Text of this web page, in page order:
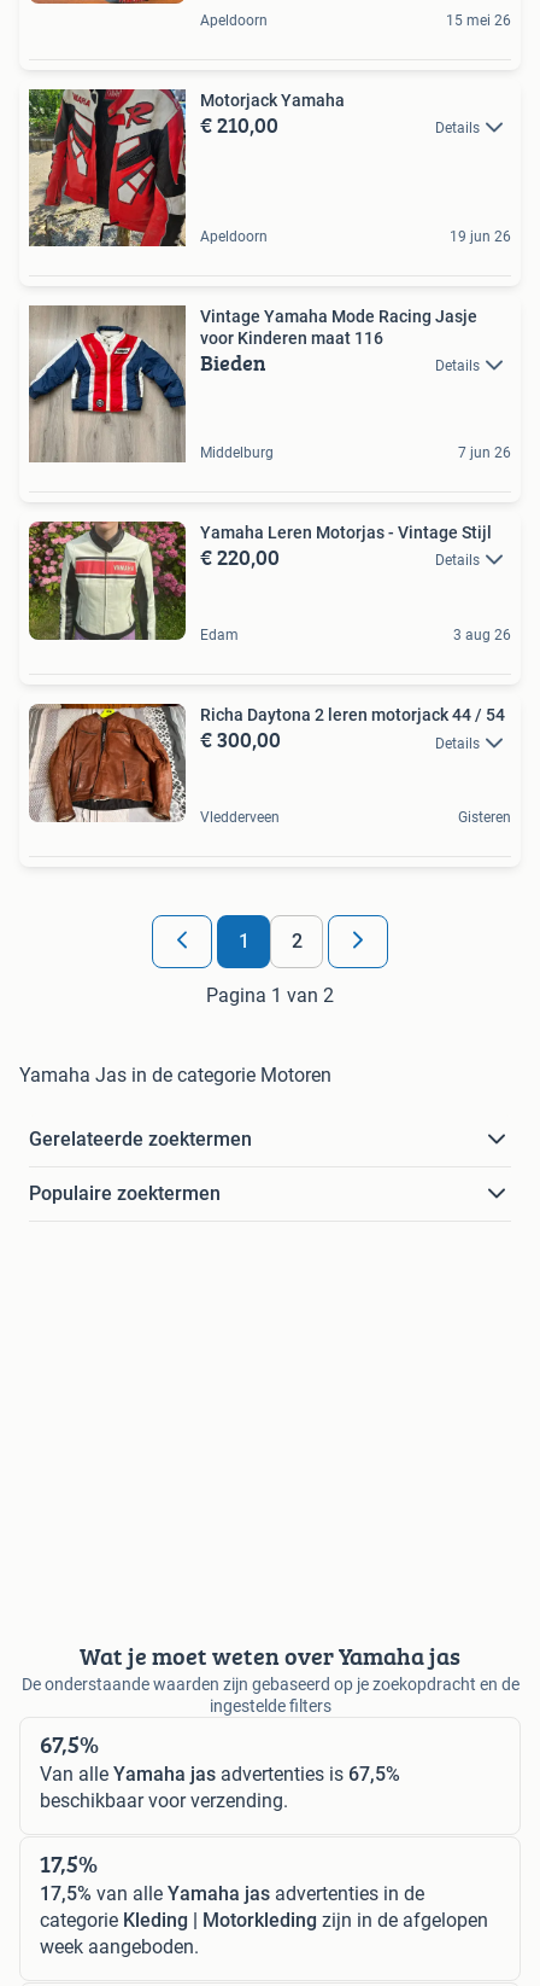
Apeldoorn 15 mei 26
Motorjack Yamaha
€ 210,00 Details
Apeldoorn 19 jun 26
Vintage Yamaha Mode Racing Jasje
voor Kinderen maat 116
Bieden Details
Middelburg 7 jun 26
Yamaha Leren Motorjas - Vintage Stijl
€ 220,00 Details
Edam 3 aug 26
Richa Daytona 2 leren motorjack 44 / 54
€ 300,00 Details
Vledderveen Gisteren
1 2
Pagina 1 van 2
Yamaha Jas in de categorie Motoren
Gerelateerde zoektermen
Populaire zoektermen
Wat je moet weten over Yamaha jas
De onderstaande waarden zijn gebaseerd op je zoekopdracht en de
ingestelde filters
67,5%
Van alle Yamaha jas advertenties is 67,5%
beschikbaar voor verzending.
17,5%
17,5% van alle Yamaha jas advertenties in de
categorie Kleding | Motorkleding zijn in de afgelopen
week aangeboden.